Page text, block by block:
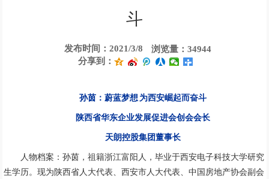
斗
发布时间：2021/3/8
浏览量：34944
分享到：
孙茵：蔚蓝梦想 为西安崛起而奋斗
陕西省华东企业发展促进会创会会长
天朗控股集团董事长
人物档案：孙茵，祖籍浙江富阳人，毕业于西安电子科技大学研究
生学历。现为陕西省人大代表、西安市人大代表、中国房地产协会副会